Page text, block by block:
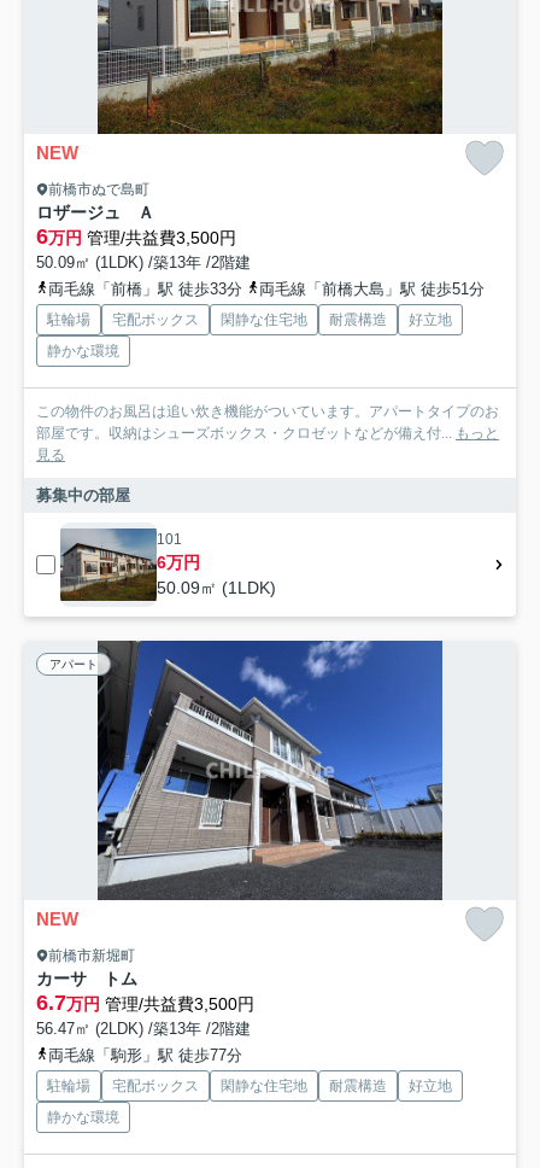
NEW
前橋市ぬで島町
ロザージュ Ａ
6万円 管理/共益費3,500円
50.09㎡ (1LDK) /築13年 /2階建
両毛線「前橋」駅 徒歩33分
両毛線「前橋大島」駅 徒歩51分
駐輪場 宅配ボックス 閑静な住宅地 耐震構造
好立地
静かな環境
この物件のお風呂は追い炊き機能がついています。アパートタイプのお
部屋です。収納はシューズボックス・クロゼットなどが備え付... もっと
見る
募集中の部屋
101
6万円
50.09㎡ (1LDK)
アパート
NEW
前橋市新堀町
カーサ トム
6.7万円 管理/共益費3,500円
56.47㎡ (2LDK) /築13年 /2階建
両毛線「駒形」駅 徒歩77分
駐輪場 宅配ボックス 閑静な住宅地 耐震構造
好立地
静かな環境